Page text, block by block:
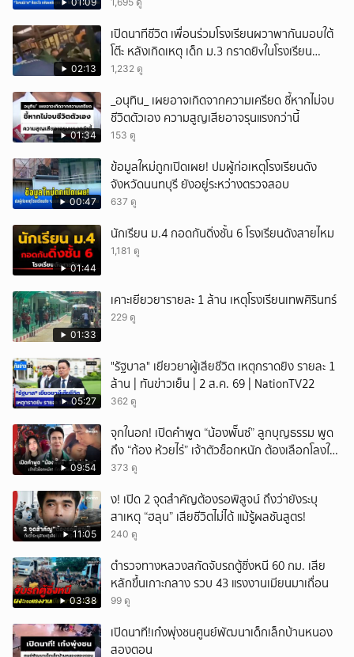
02:13
เปิดนาทีชีวิต เพื่อนร่วมโรงเรียนผวาพากันมอบใต้
โต๊ะ หลังเกิดเหตุ เด็ก ม.3 กราดยิvในโรงเรียน
เทพศิรินทร์นนท์ แบบไม่เลือกหน้า เสียงปืนดังสนั่น
1,232 ดู
01:34
_อนุทิน_ เผยอาจเกิดจากความเครียด ชี้หากไม่จบ
ชีวิตตัวเอง ความสูญเสียอาจรุนแรงกว่านี้
153 ดู
00:47
ข้อมูลใหม่ถูกเปิดเผย! ปมผู้ก่อเหตุโรงเรียนดัง
จังหวัดนนทบุรี ยังอยู่ระหว่างตรวจสอบ
637 ดู
01:44
นักเรียน ม.4 กอดกันดิ่งชั้น 6 โรงเรียนดังสายไหม
1,181 ดู
01:33
เคาะเยียวยารายละ 1 ล้าน เหตุโรงเรียนเทพศิรินทร์
229 ดู
05:27
"รัฐบาล" เยียวยาผู้เสียชีวิต เหตุกราดยิง รายละ 1
ล้าน | ทันข่าวเย็น | 2 ส.ค. 69 | NationTV22
362 ดู
09:54
จุกในอก! เปิดคำพูด “น้องพั๊นซ์” ลูกบุญธรรม พูด
ถึง “ก้อง ห้วยไร่” เจ้าตัวช็อกหนัก ต้องเลือกโลงให้
ลูก!
373 ดู
11:05
ึ้ง! เปิด 2 จุดสำคัญต้องรอพิสูจน์ ถึงว่ายังระบุ
สาเหตุ “ฮลุน” เสียชีวิตไม่ได้ แม้รู้ผลชันสูตร!
240 ดู
03:38
ตำรวจทางหลวงสกัดจับรถตู้ซิ่งหนี 60 กม. เสีย
หลักขึ้นเกาะกลาง รวบ 43 แรงงานเมียนมาเถื่อน
99 ดู
เปิดนาที!เก๋งพุ่งชนศูนย์พัฒนาเด็กเล็กบ้านหนอง
สองตอน